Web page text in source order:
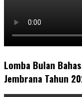
Lomba Bulan
Jembrana Tahun